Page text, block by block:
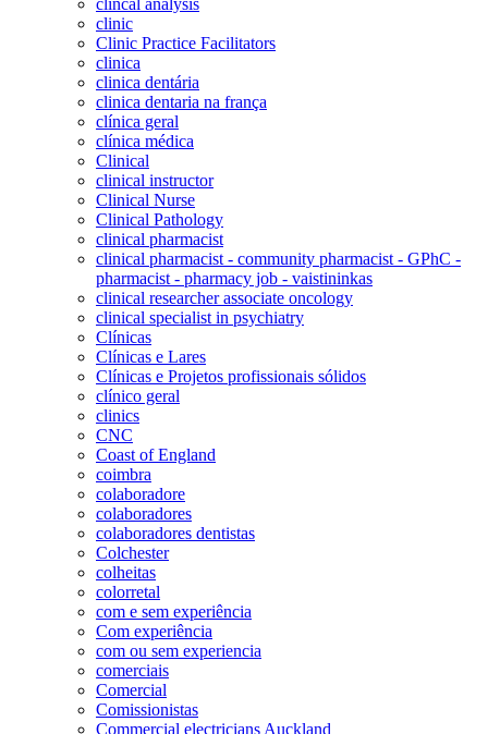
clinic
Clinic Practice Facilitators
clinica
clinica dentária
clinica dentaria na frança
clínica geral
clínica médica
Clinical
clinical instructor
Clinical Nurse
Clinical Pathology
clinical pharmacist
clinical pharmacist - community pharmacist - GPhC -
pharmacist - pharmacy job - vaistininkas
clinical researcher associate oncology
clinical specialist in psychiatry
Clínicas
Clínicas e Lares
Clínicas e Projetos profissionais sólidos
clínico geral
clinics
CNC
Coast of England
coimbra
colaboradore
colaboradores
colaboradores dentistas
Colchester
colheitas
colorretal
com e sem experiência
Com experiência
com ou sem experiencia
comerciais
Comercial
Comissionistas
Commercial electricians Auckland